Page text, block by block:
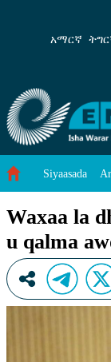
Waxaa la
አማርኛ
Siyaasada
Wararka
Waxaa la
u qalma